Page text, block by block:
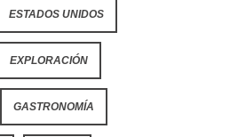
ESTADOS UNIDOS
EXPLORACIÓN
GASTRONOMÍA